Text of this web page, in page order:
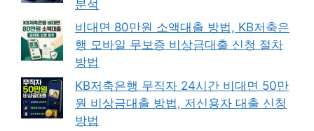
분석
비대면 80만원 소액대출 방법, KB저축은
행 모바일 무보증 비상금대출 신청 절차
방법
KB저축은행 무직자 24시간 비대면 50만
원 비상금대출 방법, 저신용자 대출 신청
방법